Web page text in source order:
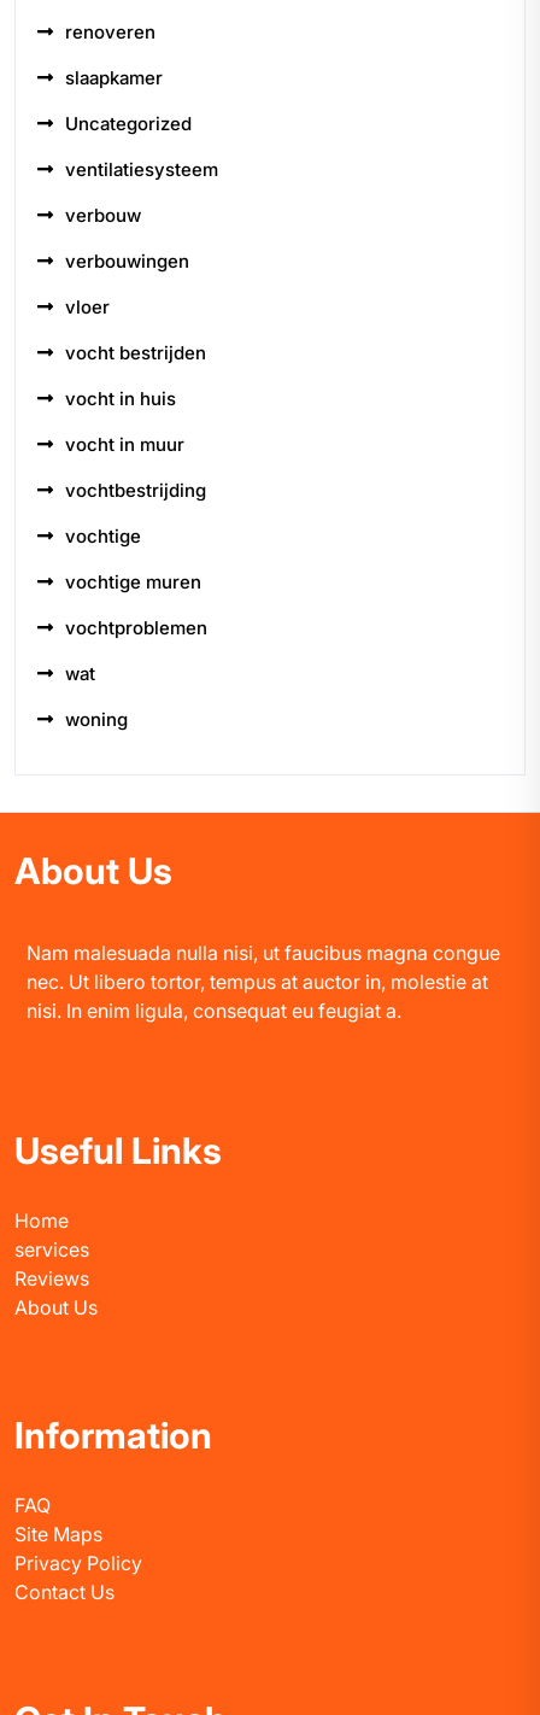
renoveren
slaapkamer
Uncategorized
ventilatiesysteem
verbouw
verbouwingen
vloer
vocht bestrijden
vocht in huis
vocht in muur
vochtbestrijding
vochtige
vochtige muren
vochtproblemen
wat
woning
About Us
Nam malesuada nulla nisi, ut faucibus magna congue
nec. Ut libero tortor, tempus at auctor in, molestie at
nisi. In enim ligula, consequat eu feugiat a.
Useful Links
Home
services
Reviews
About Us
Information
FAQ
Site Maps
Privacy Policy
Contact Us